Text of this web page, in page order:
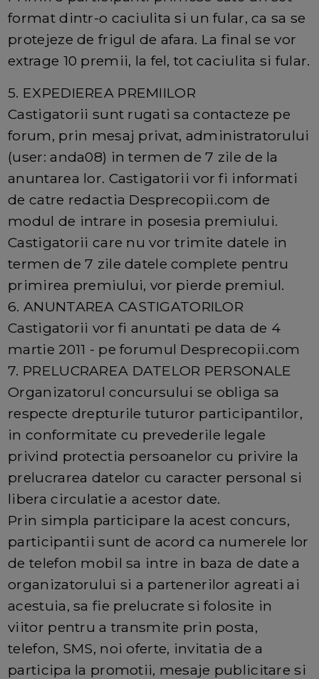
format dintr-o caciulita si un fular, ca sa se
protejeze de frigul de afara. La final se vor
extrage 10 premii, la fel, tot caciulita si fular.
5. EXPEDIEREA PREMIILOR
Castigatorii sunt rugati sa contacteze pe
forum, prin mesaj privat, administratorului
(user: anda08) in termen de 7 zile de la
anuntarea lor. Castigatorii vor fi informati
de catre redactia Desprecopii.com de
modul de intrare in posesia premiului.
Castigatorii care nu vor trimite datele in
termen de 7 zile datele complete pentru
primirea premiului, vor pierde premiul.
6. ANUNTAREA CASTIGATORILOR
Castigatorii vor fi anuntati pe data de 4
martie 2011 - pe forumul Desprecopii.com
7. PRELUCRAREA DATELOR PERSONALE
Organizatorul concursului se obliga sa
respecte drepturile tuturor participantilor,
in conformitate cu prevederile legale
privind protectia persoanelor cu privire la
prelucrarea datelor cu caracter personal si
libera circulatie a acestor date.
Prin simpla participare la acest concurs,
participantii sunt de acord ca numerele lor
de telefon mobil sa intre in baza de date a
organizatorului si a partenerilor agreati ai
acestuia, sa fie prelucrate si folosite in
viitor pentru a transmite prin posta,
telefon, SMS, noi oferte, invitatia de a
participa la promotii, mesaje publicitare si